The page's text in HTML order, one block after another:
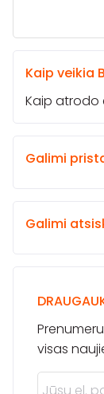
Kaip veikia
Kaip atrodo
Galimi
Galimi
visas